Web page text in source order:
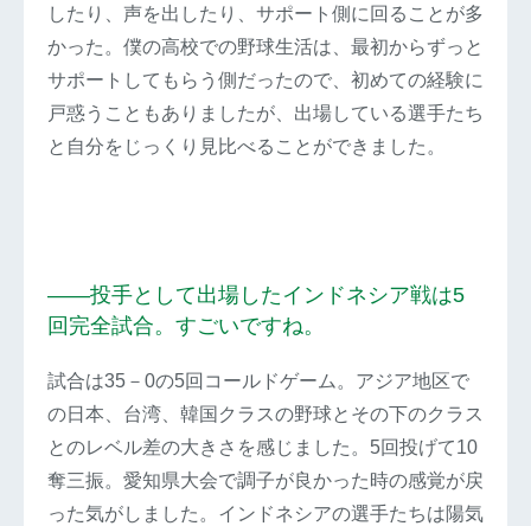
したり、声を出したり、サポート側に回ることが多
かった。僕の高校での野球生活は、最初からずっと
サポートしてもらう側だったので、初めての経験に
戸惑うこともありましたが、出場している選手たち
と自分をじっくり見比べることができました。
――投手として出場したインドネシア戦は5
回完全試合。すごいですね。
試合は35－0の5回コールドゲーム。アジア地区で
の日本、台湾、韓国クラスの野球とその下のクラス
とのレベル差の大きさを感じました。5回投げて10
奪三振。愛知県大会で調子が良かった時の感覚が戻
った気がしました。インドネシアの選手たちは陽気